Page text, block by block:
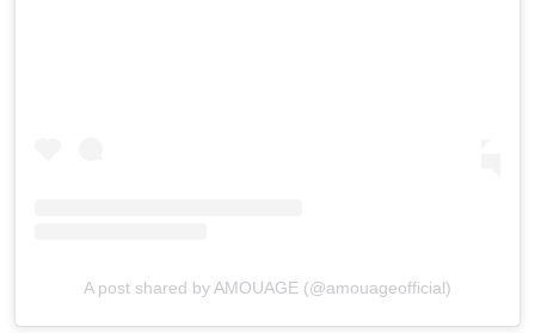
A post shared by AMOUAGE (@amouageofficial)